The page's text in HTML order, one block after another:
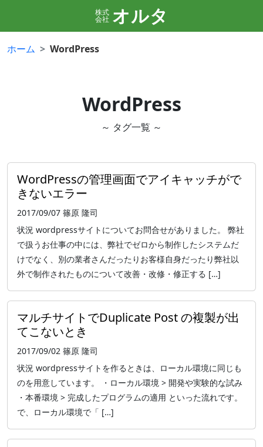
株式
会社 オルタ
ホーム WordPress
WordPress
～ タグ一覧 ～
WordPressの管理画面でアイキャッチがで
きないエラー
2017/09/07 篠原 隆司
状況 wordpressサイトについてお問合せがありました。 弊社
で扱うお仕事の中には、弊社でゼロから制作したシステムだ
けでなく、別の業者さんだったりお客様自身だったり弊社以
外で制作されたものについて改善・改修・修正する […]
マルチサイトでDuplicate Post の複製が出
てこないとき
2017/09/02 篠原 隆司
状況 wordpressサイトを作るときは、ローカル環境に同じも
のを用意しています。 ・ローカル環境 > 開発や実験的な試み
・本番環境 > 完成したプログラムの適用 といった流れです。
で、ローカル環境で「 […]